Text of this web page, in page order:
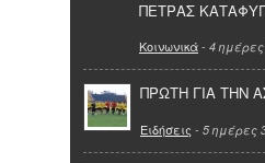
ΠΕΤΡΑΣ
Κοινωνικά- 4
ΠΡΩΤΗ ΓΙΑ ΤΗΝ
Ειδήσεις - 5 ημέρες